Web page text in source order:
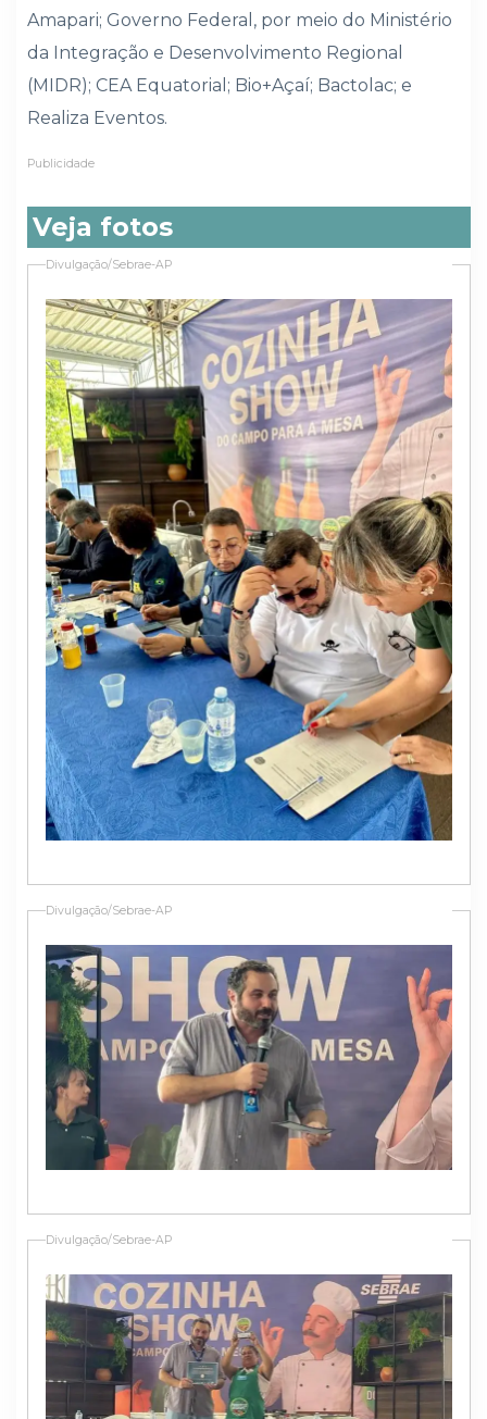
Amapari; Governo Federal, por meio do Ministério
da Integração e Desenvolvimento Regional
(MIDR); CEA Equatorial; Bio+Açaí; Bactolac; e
Realiza Eventos.
Publicidade
Veja fotos
Divulgação/Sebrae-AP
Divulgação/Sebrae-AP
Divulgação/Sebrae-AP